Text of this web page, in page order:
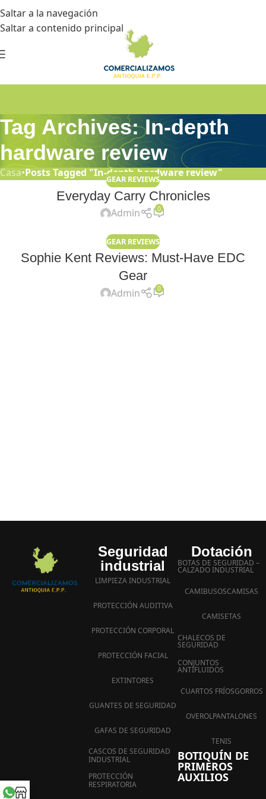
Saltar a la navegación
Saltar a contenido principal
Tag Archives: In-depth
hardware review
Casa•Posts Tagged "In-depth hardware review"
GEAR REVIEWS
Everyday Carry Chronicles
Admin 0
GEAR REVIEWS
Sophie Kent Reviews: Must-Have EDC
Gear
Admin 0
Seguridad
industrial
LIMPIEZA INDUSTRIAL
PROTECCIÓN AUDITIVA
PROTECCIÓN CORPORAL
PROTECCIÓN FACIAL
EXTINTORES
GUANTES DE SEGURIDAD
GAFAS DE SEGURIDAD
CASCOS DE SEGURIDAD
INDUSTRIAL
PROTECCIÓN
RESPIRATORIA
Dotación
BOTAS DE SEGURIDAD –
CALZADO INDUSTRIAL
CAMIBUSOSCAMISAS
CAMISETAS
CHALECOS DE
SEGURIDAD
CONJUNTOS
ANTIFLUIDOS
CUARTOS FRÍOSGORROS
OVEROLPANTALONES
TENIS
BOTIQUÍN DE
PRIMEROS
AUXILIOS